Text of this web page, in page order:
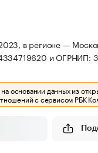
в регионе —
и
основании данных из
с сервисом РБК